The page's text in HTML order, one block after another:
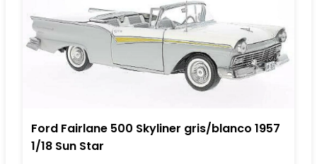
Ford Fairlane 500 Skyliner gris/blanco 1957
1/18 Sun Star